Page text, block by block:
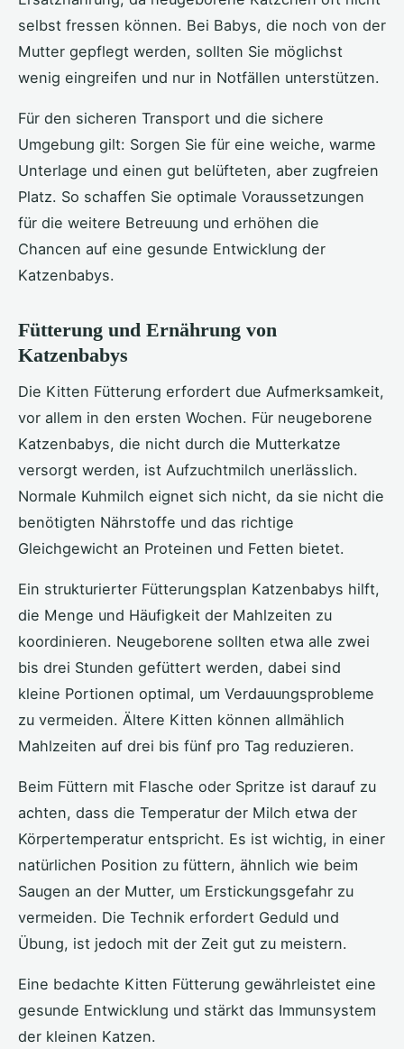
selbst fressen können. Bei Babys, die noch von der
Mutter gepflegt werden, sollten Sie möglichst
wenig eingreifen und nur in Notfällen unterstützen.
Für den sicheren Transport und die sichere
Umgebung gilt: Sorgen Sie für eine weiche, warme
Unterlage und einen gut belüfteten, aber zugfreien
Platz. So schaffen Sie optimale Voraussetzungen
für die weitere Betreuung und erhöhen die
Chancen auf eine gesunde Entwicklung der
Katzenbabys.
Fütterung und Ernährung von
Katzenbabys
Die Kitten Fütterung erfordert due Aufmerksamkeit,
vor allem in den ersten Wochen. Für neugeborene
Katzenbabys, die nicht durch die Mutterkatze
versorgt werden, ist Aufzuchtmilch unerlässlich.
Normale Kuhmilch eignet sich nicht, da sie nicht die
benötigten Nährstoffe und das richtige
Gleichgewicht an Proteinen und Fetten bietet.
Ein strukturierter Fütterungsplan Katzenbabys hilft,
die Menge und Häufigkeit der Mahlzeiten zu
koordinieren. Neugeborene sollten etwa alle zwei
bis drei Stunden gefüttert werden, dabei sind
kleine Portionen optimal, um Verdauungsprobleme
zu vermeiden. Ältere Kitten können allmählich
Mahlzeiten auf drei bis fünf pro Tag reduzieren.
Beim Füttern mit Flasche oder Spritze ist darauf zu
achten, dass die Temperatur der Milch etwa der
Körpertemperatur entspricht. Es ist wichtig, in einer
natürlichen Position zu füttern, ähnlich wie beim
Saugen an der Mutter, um Erstickungsgefahr zu
vermeiden. Die Technik erfordert Geduld und
Übung, ist jedoch mit der Zeit gut zu meistern.
Eine bedachte Kitten Fütterung gewährleistet eine
gesunde Entwicklung und stärkt das Immunsystem
der kleinen Katzen.